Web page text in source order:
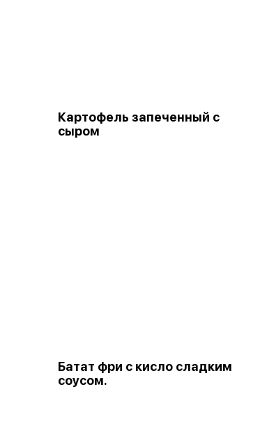
Картофель запеченный с
сыром
Батат фри с кисло сладким
соусом.